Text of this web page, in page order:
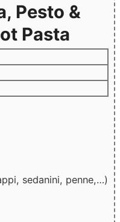
Pesto &
Pasta
sedanini, penne,…)